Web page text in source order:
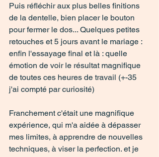
Puis réfléchir aux plus belles finitions
de la dentelle, bien placer le bouton
pour fermer le dos... Quelques petites
retouches et 5 jours avant le mariage :
enfin l'essayage final et là : quelle
émotion de voir le résultat magnifique
de toutes ces heures de travail (+-35
j'ai compté par curiosité)
Franchement c'était une magnifique
expérience, qui m'a aidée à dépasser
mes limites, à apprendre de nouvelles
techniques, à viser la perfection. et je